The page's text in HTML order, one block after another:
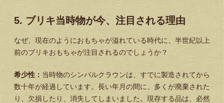
5. ブリキ当時物が今、注目される理由
なぜ、現在のようにおもちゃが溢れている時代に、半世紀以上
前のブリキおもちゃが注目されるのでしょうか？
希少性： 当時物のシンバルクラウンは、すでに製造されてから
数十年が経過しています。長い年月の間に、多くが廃棄された
り、欠損したり、消失してしまいました。現存する品は、必然